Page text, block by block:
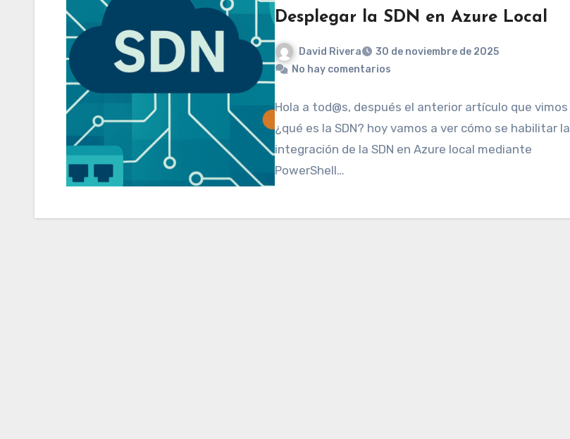
Desplegar la SDN en Azure Local
David Rivera
30 de noviembre de 2025
No hay comentarios
Hola a tod@s, después el anterior artículo que vimos
¿qué es la SDN? hoy vamos a ver cómo se habilitar la
integración de la SDN en Azure local mediante
PowerShell…